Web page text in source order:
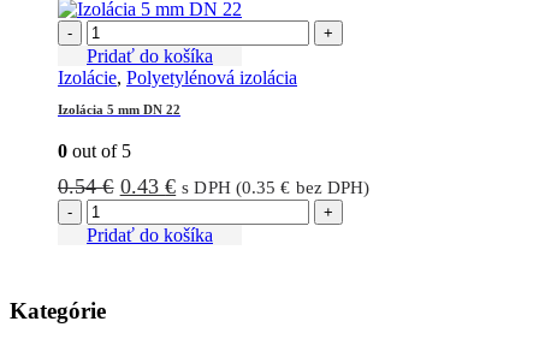
- +
Pridať do košíka
Izolácie, Polyetylénová izolácia
Izolácia 5 mm DN 22
0 out of 5
0.54€ Pôvodná
bola:
0.43€Aktuálna
je:
s DPH (0.35€ bez DPH)
- +
Pridať do košíka
Kategórie